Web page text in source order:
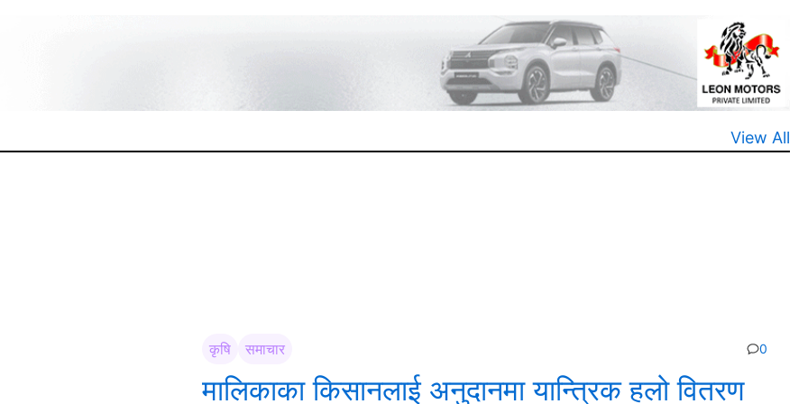
View All
कृषि समाचार 0
मालिकाका किसानलाई अनुदानमा यान्त्रिक हलो वितरण